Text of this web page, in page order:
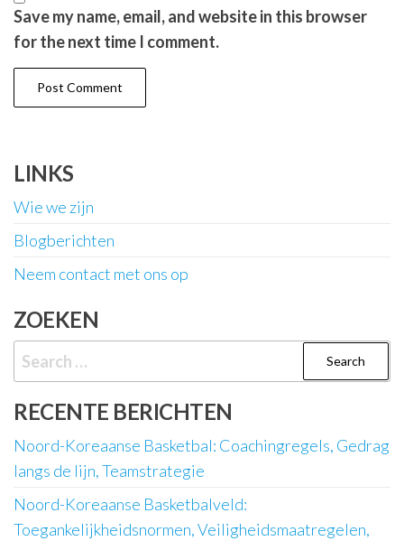
Save my name, email, and website in this browser
for the next time I comment.
LINKS
Wie we zijn
Blogberichten
Neem contact met ons op
ZOEKEN
Search
for:
RECENTE BERICHTEN
Noord-Koreaanse Basketbal: Coachingregels, Gedrag
langs de lijn, Teamstrategie
Noord-Koreaanse Basketbalveld:
Toegankelijkheidsnormen, Veiligheidsmaatregelen,